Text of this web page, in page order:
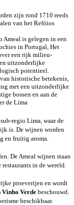
zijn rond 1710 reeds
van het Refóios
Ameal is gelegen in een
in Portugal, Het
een rijk milieu-
uitzonderlijke
potentieel.
historische betekenis,
met een uitzonderlijke
bossen en aan de
de Lima
regio Lima, waar de
is. De wijnen worden
en fruitig aroma.
De Ameal wijnen staan
in de wereld.
proeverijen en wordt
Vinho Verde beschouwd.
beschikbaar.